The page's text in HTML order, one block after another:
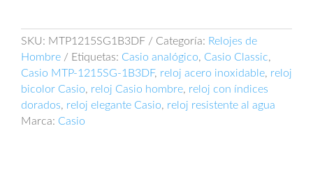
SKU: MTP1215SG1B3DF Categoría: Relojes de
Hombre
Etiquetas: Casio analógico, Casio Classic,
Casio MTP-1215SG-1B3DF, reloj acero inoxidable, reloj
bicolor Casio, reloj Casio hombre, reloj con índices
dorados, reloj elegante Casio, reloj resistente al agua
Marca: Casio